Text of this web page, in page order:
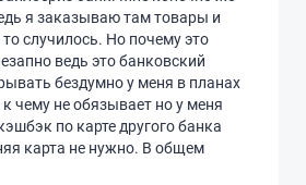
я заказываю там товары и
случилось. Но почему это
ведь это банковский
бездумно у меня в планах
чему не обязывает но у меня
по карте другого банка
карта не нужно. В общем